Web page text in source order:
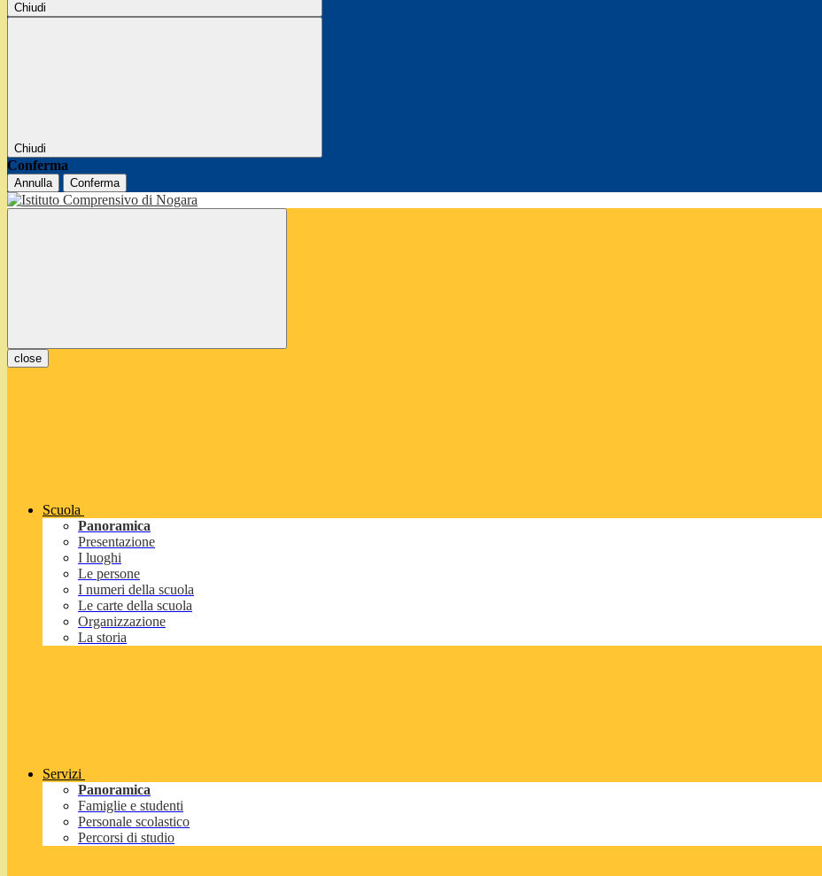
Chiudi
Chiudi
Conferma
Annulla Conferma
close
Scuola
Panoramica
Presentazione
I luoghi
Le persone
I numeri della scuola
Le carte della scuola
Organizzazione
La storia
Servizi
Panoramica
Famiglie e studenti
Personale scolastico
Percorsi di studio